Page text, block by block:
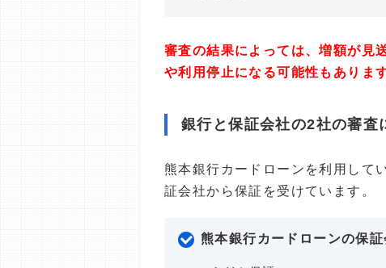
審査の結果によっては、増額が見
や利用停止になる可能性もあります
銀行と保証会社の2社の審査
熊本銀行カードローンを利用して
証会社から保証を受けています。
熊本銀行カードローンの保証